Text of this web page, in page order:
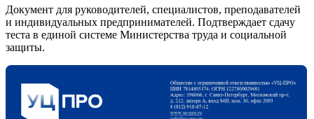
Документ для руководителей, специалистов, преподавателей
и индивидуальных предпринимателей. Подтверждает сдачу
теста в единой системе Министерства труда и социальной
защиты.